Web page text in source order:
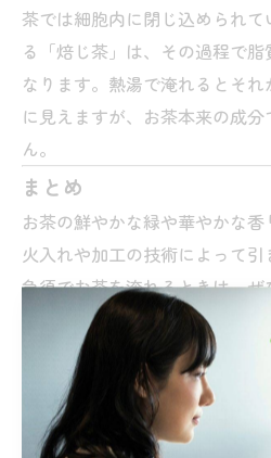
茶では細胞内に閉じ込められ
る「焙じ茶」は、その過程で
なります。熱湯で淹れるとそ
に見えますが、お茶本来の成
ん。
まとめ
お茶の鮮やかな緑や華やかな
火入れや加工の技術によって
急須でお茶を淹れるときは、ぜ
をじっくり観察してみてくださ
------------